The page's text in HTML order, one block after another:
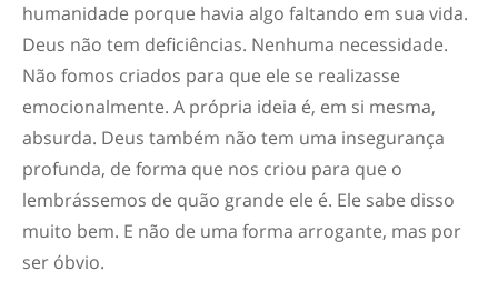
humanidade porque havia algo faltando em sua vida.
Deus não tem deficiências. Nenhuma necessidade.
Não fomos criados para que ele se realizasse
emocionalmente. A própria ideia é, em si mesma,
absurda. Deus também não tem uma insegurança
profunda, de forma que nos criou para que o
lembrássemos de quão grande ele é. Ele sabe disso
muito bem. E não de uma forma arrogante, mas por
ser óbvio.